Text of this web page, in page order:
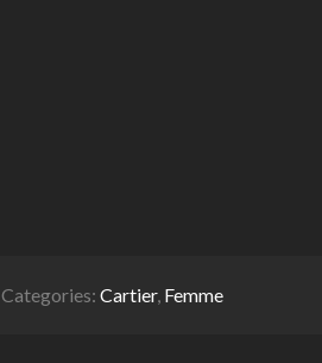
Categories: Cartier, Femme